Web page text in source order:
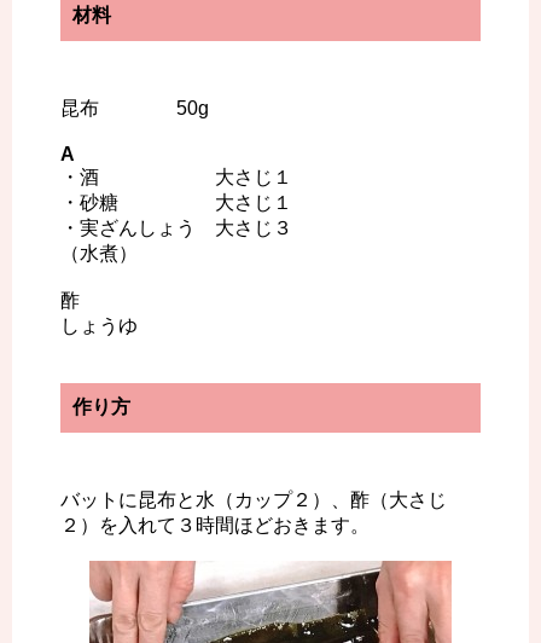
材料
昆布 50g
A
・酒 大さじ１
・砂糖 大さじ１
・実ざんしょう 大さじ３
（水煮）
酢
しょうゆ
作り方
バットに昆布と水（カップ２）、酢（大さじ
２）を入れて３時間ほどおきます。